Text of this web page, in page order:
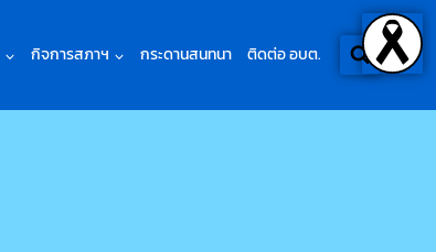
กิจการสภาฯ กระดานสนทนา ติดต่อ อบต.